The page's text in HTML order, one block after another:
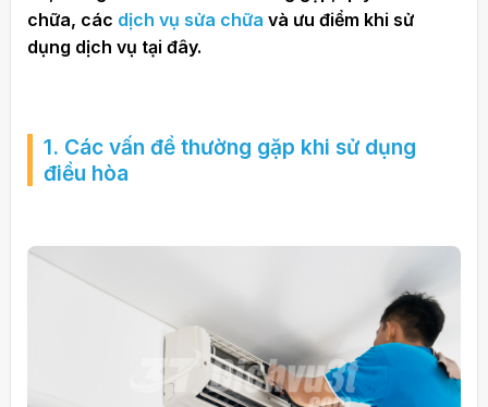
chữa, các dịch vụ sửa chữa và ưu điểm khi sử
dụng dịch vụ tại đây.
1. Các vấn đề thường gặp khi sử dụng
điều hòa